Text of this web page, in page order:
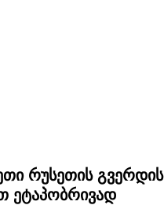
რუსეთის გვერდის
ეტაპობრივად